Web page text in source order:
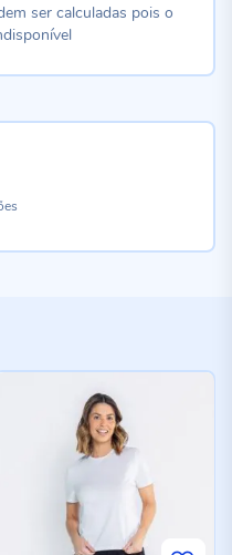
ser calculadas pois o